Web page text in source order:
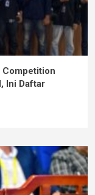
Competition
Ini Daftar